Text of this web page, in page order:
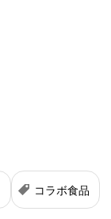
コラボ食品